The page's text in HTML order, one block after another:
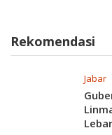
Rekomendasi
Jabar